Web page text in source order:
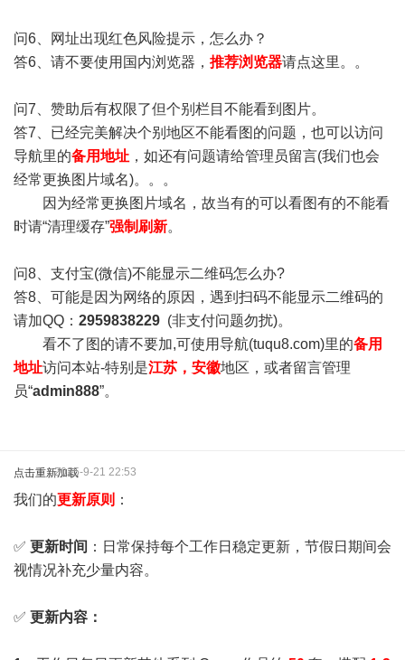
问6、网址出现红色风险提示，怎么办？
答6、请不要使用国内浏览器， 推荐浏览器请点这里。。
问7、赞助后有权限了但个别栏目不能看到图片。
答7、已经完美解决个别地区不能看图的问题，也可以访问
导航里的备用地址 ，如还有问题请给管理员留言(我们也会
经常更换图片域名)。。。
因为经常更换图片域名，故当有的可以看图有的不能看
时请“清理缓存”强制刷新。
问8、支付宝(微信)不能显示二维码怎么办?
答8、可能是因为网络的原因，遇到扫码不能显示二维码的
请加QQ： 2959838229 (非支付问题勿扰)。
看不了图的请不要加,可使用导航(tuqu8.com)里的备用
地址访问本站-特别是江苏，安徽地区，或者留言管理
员“admin888”。
点击重新加载2025-9-21 22:53
我们的更新原则 ：
✅ 更新时间 ：日常保持每个工作日稳定更新，节假日期间会
视情况补充少量内容。
✅ 更新内容：